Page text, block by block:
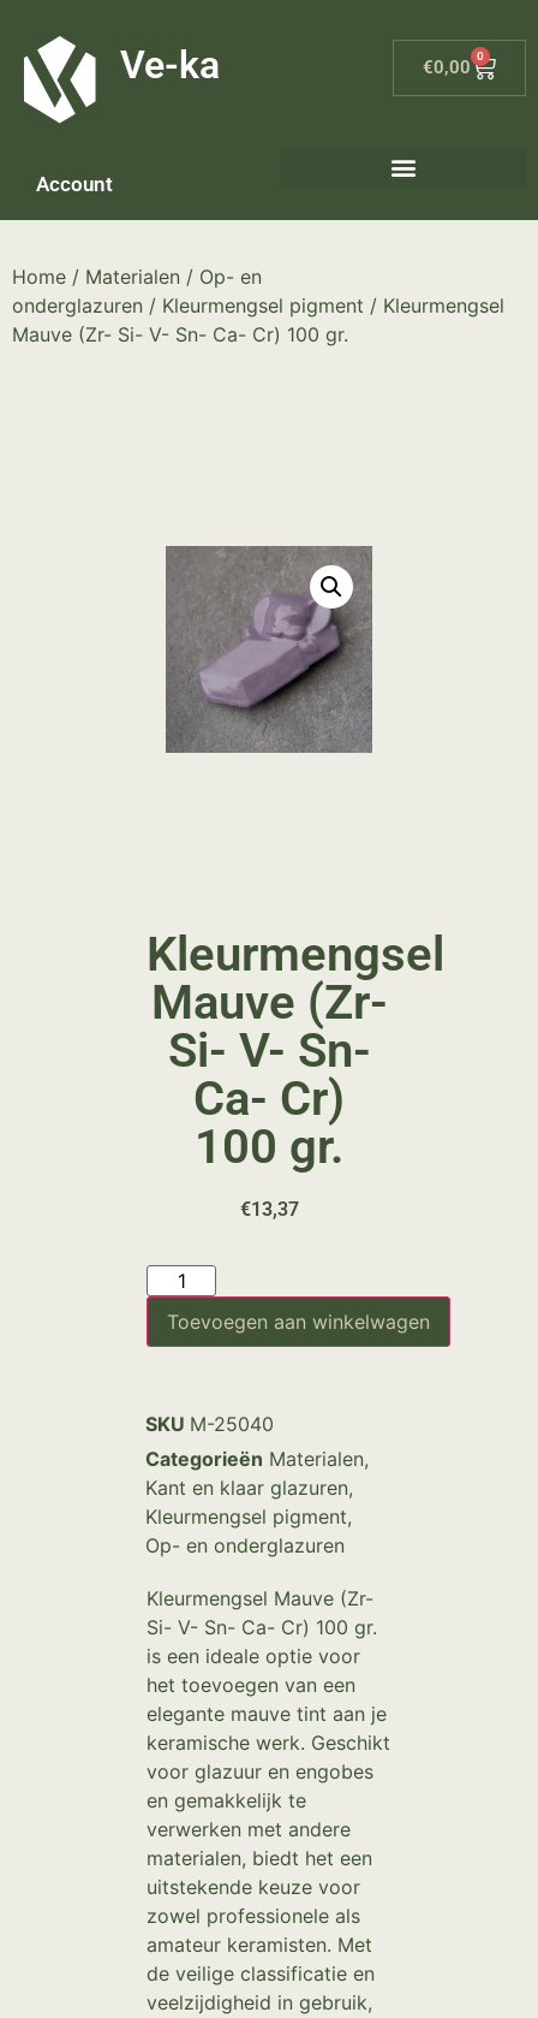
Ve-ka €0,00
0
Account
Home / Materialen / Op- en
onderglazuren / Kleurmengsel pigment / Kleurmengsel
Mauve (Zr- Si- V- Sn- Ca- Cr) 100 gr.
Kleurmengsel
Mauve (Zr-
Si- V- Sn-
Ca- Cr)
100 gr.
€13,37
Toevoegen aan winkelwagen
SKU M-25040
Categorieën Materialen,
Kant en klaar glazuren,
Kleurmengsel pigment,
Op- en onderglazuren
Kleurmengsel Mauve (Zr-
Si- V- Sn- Ca- Cr) 100 gr.
is een ideale optie voor
het toevoegen van een
elegante mauve tint aan je
keramische werk. Geschikt
voor glazuur en engobes
en gemakkelijk te
verwerken met andere
materialen, biedt het een
uitstekende keuze voor
zowel professionele als
amateur keramisten. Met
de veilige classificatie en
veelzijdigheid in gebruik,